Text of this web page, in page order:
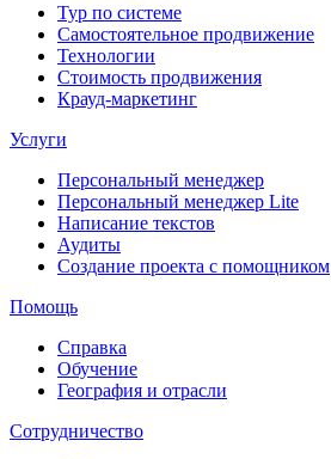
Тур по системе
Самостоятельное продвижение
Технологии
Стоимость продвижения
Крауд-маркетинг
Услуги
Персональный менеджер
Персональный менеджер Lite
Написание текстов
Аудиты
Создание проекта с помощником
Помощь
Справка
Обучение
География и отрасли
Сотрудничество